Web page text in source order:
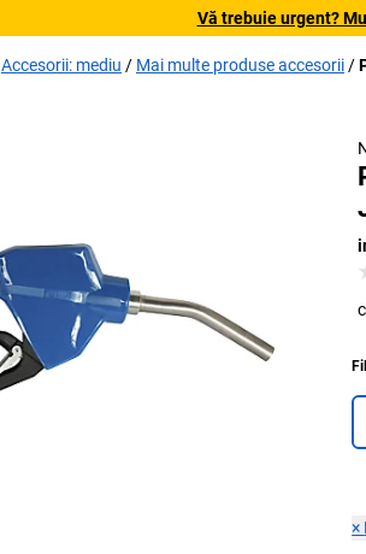
Vă trebuie urgent?
Accesorii: mediu Mai multe produse accesorii
×